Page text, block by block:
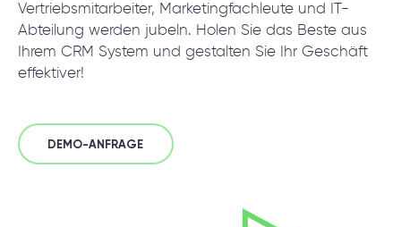
Vertriebsmitarbeiter, Marketingfachleute und IT-
Abteilung werden jubeln. Holen Sie das Beste aus
Ihrem CRM System und gestalten Sie Ihr Geschäft
effektiver!
DEMO-ANFRAGE
das Fundament für ein erfolgreiches
Projektsetup.
DISCOVERY-SESSION STARTEN